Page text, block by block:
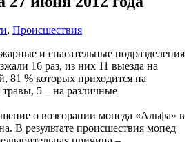
, Происшествия
и спасательные подразделения
16 раз, из них 11 выезда на
81 % которых приходится на
5 – на различные
о возгорании мопеда «Альфа» в
В результате происшествия мопед